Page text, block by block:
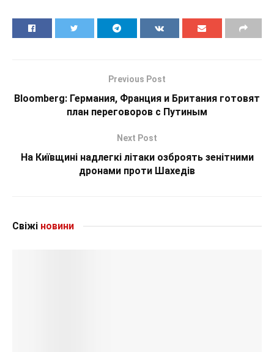
Previous Post
Bloomberg: Германия, Франция и Британия готовят
план переговоров с Путиным
Next Post
На Київщині надлегкі літаки озброять зенітними
дронами проти Шахедів
Свіжі новини